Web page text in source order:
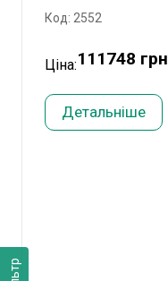
Код: 2552
Ціна:111748 грн
Детальніше